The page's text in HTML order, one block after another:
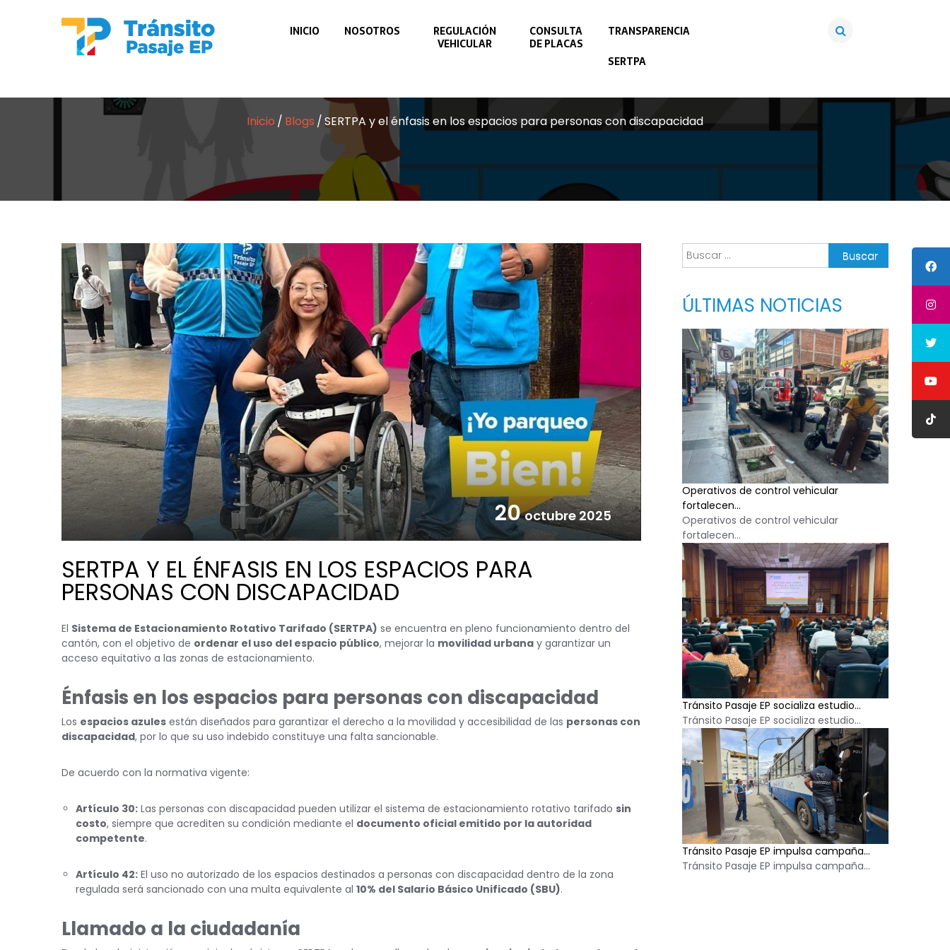
INICIO NOSOTROS
REGULACIÓN
VEHICULAR
CONSULTA
DE PLACAS
TRANSPARENCIA
SERTPA
Inicio Blogs SERTPA y el énfasis en los espacios para personas con discapacidad
20 octubre 2025
SERTPA Y EL ÉNFASIS EN LOS ESPACIOS PARA
PERSONAS CON DISCAPACIDAD
El Sistema de Estacionamiento Rotativo Tarifado (SERTPA) se encuentra en pleno funcionamiento dentro del
cantón, con el objetivo de ordenar el uso del espacio público, mejorar la movilidad urbana y garantizar un
acceso equitativo a las zonas de estacionamiento.
Énfasis en los espacios para personas con discapacidad
Los espacios azules están diseñados para garantizar el derecho a la movilidad y accesibilidad de las personas con
discapacidad, por lo que su uso indebido constituye una falta sancionable.
De acuerdo con la normativa vigente:
Artículo 30: Las personas con discapacidad pueden utilizar el sistema de estacionamiento rotativo tarifado sin
costo, siempre que acrediten su condición mediante el documento oficial emitido por la autoridad
competente.
Artículo 42: El uso no autorizado de los espacios destinados a personas con discapacidad dentro de la zona
regulada será sancionado con una multa equivalente al 10% del Salario Básico Unificado (SBU).
Llamado a la ciudadanía
Buscar:
ÚLTIMAS NOTICIAS
Operativos de control vehicular
fortalecen...
Operativos de control vehicular
fortalecen...
Tránsito Pasaje EP socializa estudio...
Tránsito Pasaje EP socializa estudio...
Tránsito Pasaje EP impulsa campaña...
Tránsito Pasaje EP impulsa campaña...